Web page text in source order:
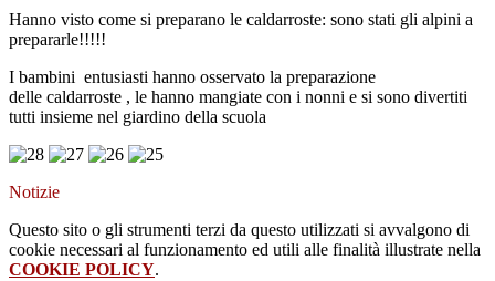
Hanno visto come si preparano le caldarroste: sono stati gli alpini a
prepararle!!!!!
I bambini entusiasti hanno osservato la preparazione
delle caldarroste , le hanno mangiate con i nonni e si sono divertiti
tutti insieme nel giardino della scuola
Notizie
Questo sito o gli strumenti terzi da questo utilizzati si avvalgono di
cookie necessari al funzionamento ed utili alle finalità illustrate nella
COOKIE POLICY.